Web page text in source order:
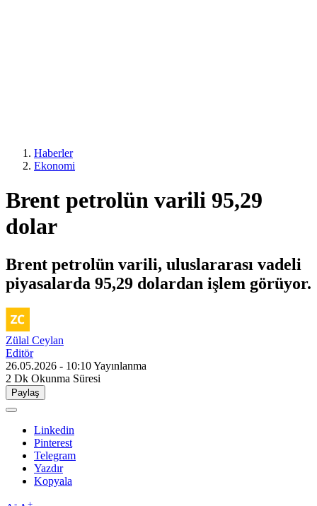
Haberler
Ekonomi
Brent petrolün varili 95,29
dolar
Brent petrolün varili, uluslararası vadeli
piyasalarda 95,29 dolardan işlem görüyor.
Zülal Ceylan
Editör
26.05.2026 - 10:10Yayınlanma
2 Dk Okunma Süresi
Paylaş
Linkedin
Pinterest
Telegram
Yazdır
Kopyala